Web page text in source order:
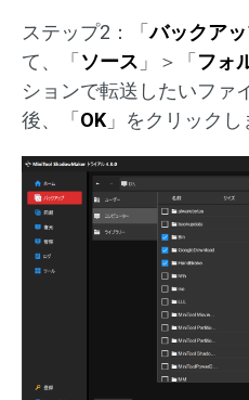
ステップ2：「バックア
て、「ソース 」＞「フォ
ションで転送したいファ
後、「OK 」をクリックし